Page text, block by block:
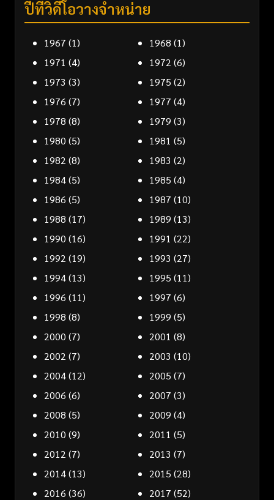
ปีที่วิดีโอวางจำหน่าย
1967 (1) 1968 (1)
1971 (4) 1972 (6)
1973 (3) 1975 (2)
1976 (7) 1977 (4)
1978 (8) 1979 (3)
1980 (5) 1981 (5)
1982 (8) 1983 (2)
1984(5) 1985 (4)
1986 (5) 1987 (10)
1988 (17) 1989 (13)
1990 (16) 1991 (22)
1992 (19) 1993 (27)
1994(13) 1995 (11)
1996 (11) 1997 (6)
1998 (8) 1999 (5)
2000 (7) 2001 (8)
2002 (7) 2003 (10)
2004(12) 2005 (7)
2006 (6) 2007 (3)
2008 (5) 2009 (4)
2010 (9) 2011 (5)
2012 (7) 2013 (7)
2014(13) 2015 (28)
2016 (36) 2017 (52)